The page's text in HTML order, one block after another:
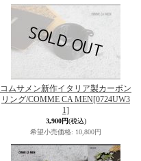
コムサメン新作イタリア製カーボン
リング/COMME CA MEN[0724UW3
1]
3,900円(税込)
希望小売価格: 10,800円